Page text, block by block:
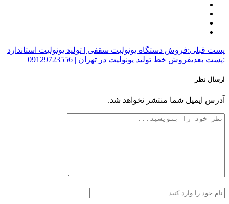
پست قبلی:فروش دستگاه یونولیت سقفی | تولید یونولیت استاندارد
:پست بعدیفروش خط تولید یونولیت در تهران | 09129723556
ارسال نظر
آدرس ایمیل شما منتشر نخواهد شد.